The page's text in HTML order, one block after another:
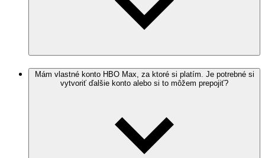
Mám vlastné konto HBO Max, za ktoré si platím. Je potrebné si
vytvoriť ďalšie konto alebo si to môžem prepojiť?